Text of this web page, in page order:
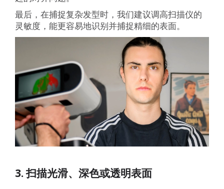
最后，在捕捉复杂发型时，我们建议调高扫描仪的
灵敏度，能更容易地识别并捕捉精细的表面。
3. 扫描光滑、深色或透明表面